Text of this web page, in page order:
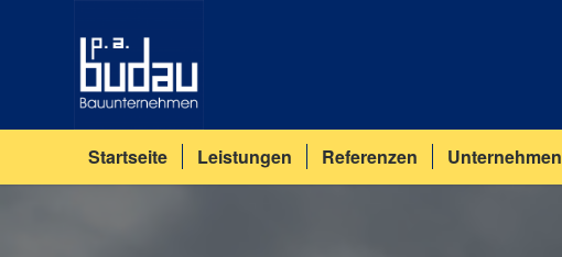
Startseite Leistungen Referenzen Unternehmen